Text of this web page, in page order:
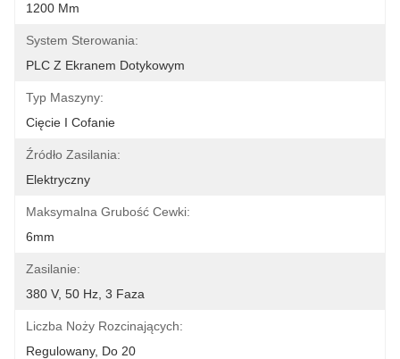
1200 Mm
System Sterowania:
PLC Z Ekranem Dotykowym
Typ Maszyny:
Cięcie I Cofanie
Źródło Zasilania:
Elektryczny
Maksymalna Grubość Cewki:
6mm
Zasilanie:
380 V, 50 Hz, 3 Faza
Liczba Noży Rozcinających:
Regulowany, Do 20